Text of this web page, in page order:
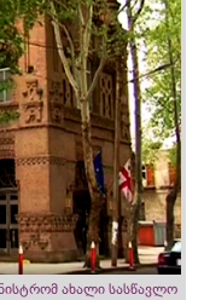
ახალი სასწავლო